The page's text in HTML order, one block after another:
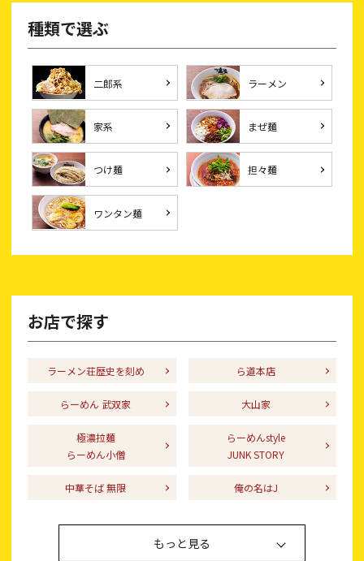
種類で選ぶ
二郎系 ラーメン
家系 まぜ麺
つけ麺 担々麺
ワンタン麺
お店で探す
ラーメン荘歴史を刻め ら道本店
らーめん 武双家 大山家
極濃拉麺
らーめん小僧
らーめんstyle
JUNK STORY
中華そば 無限 俺の名はJ
もっと見る